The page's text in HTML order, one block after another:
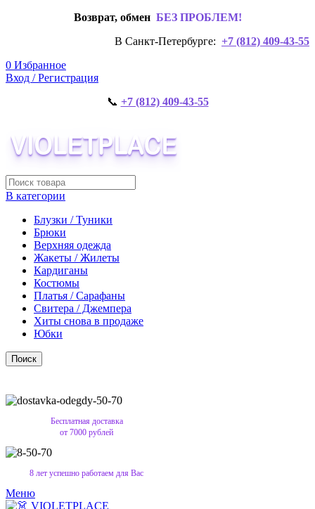
Возврат, обмен БЕЗ ПРОБЛЕМ!
В Санкт-Петербурге: +7 (812) 409-43-55
0 Избранное
Вход / Регистрация
📞 +7 (812) 409-43-55
В категории
Блузки / Туники
Брюки
Верхняя одежда
Жакеты / Жилеты
Кардиганы
Костюмы
Платья / Сарафаны
Свитера / Джемпера
Хиты снова в продаже
Юбки
Поиск
Бесплатная доставка
от 7000 рублей
8 лет успешно работаем для Вас
Меню